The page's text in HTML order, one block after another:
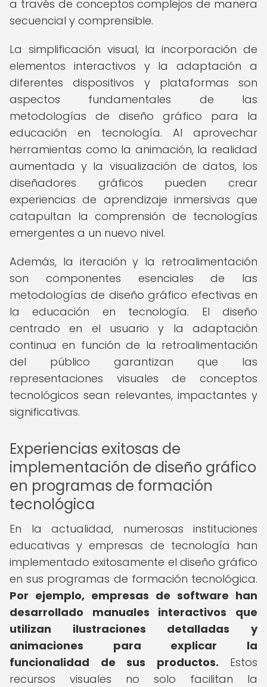
a través de conceptos complejos de manera
secuencial y comprensible.
La simplificación visual, la incorporación de
elementos interactivos y la adaptación a
diferentes dispositivos y plataformas son
aspectos fundamentales de las
metodologías de diseño gráfico para la
educación en tecnología. Al aprovechar
herramientas como la animación, la realidad
aumentada y la visualización de datos, los
diseñadores gráficos pueden crear
experiencias de aprendizaje inmersivas que
catapultan la comprensión de tecnologías
emergentes a un nuevo nivel.
Además, la iteración y la retroalimentación
son componentes esenciales de las
metodologías de diseño gráfico efectivas en
la educación en tecnología. El diseño
centrado en el usuario y la adaptación
continua en función de la retroalimentación
del público garantizan que las
representaciones visuales de conceptos
tecnológicos sean relevantes, impactantes y
significativas.
Experiencias exitosas de
implementación de diseño gráfico
en programas de formación
tecnológica
En la actualidad, numerosas instituciones
educativas y empresas de tecnología han
implementado exitosamente el diseño gráfico
en sus programas de formación tecnológica.
Por ejemplo, empresas de software han
desarrollado manuales interactivos que
utilizan ilustraciones detalladas y
animaciones para explicar la
funcionalidad de sus productos. Estos
recursos visuales no solo facilitan la